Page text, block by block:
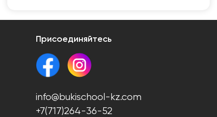
Присоединяйтесь
info@bukischool-kz.com
+7(717)264-36-52